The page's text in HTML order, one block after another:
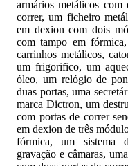
armários metálicos
correr, um ficheiro
em dexion com dois
com tampo em
carrinhos metálicos,
um frigorifico, um
óleo, um relógio de
duas portas, uma
marca Dictron, um
com portas de correr
em dexion de três
fórmica, um sistema
gravação e câmaras,